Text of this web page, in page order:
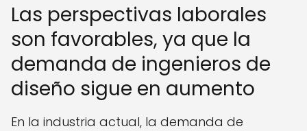
Las perspectivas laborales
son favorables, ya que la
demanda de ingenieros de
diseño sigue en aumento
En la industria actual, la demanda de